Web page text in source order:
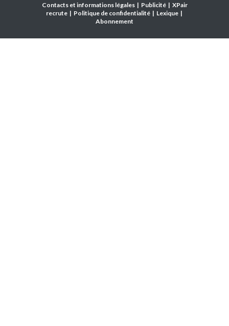
Contacts et informations légales| Publicité| XPair
recrute| Politique de confidentialité| Lexique|
Abonnement